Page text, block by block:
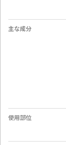
主な成分
使用部位